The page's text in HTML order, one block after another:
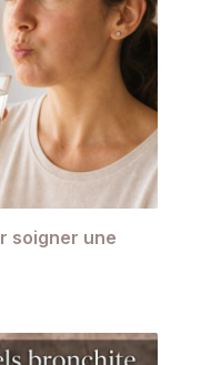
soigner une